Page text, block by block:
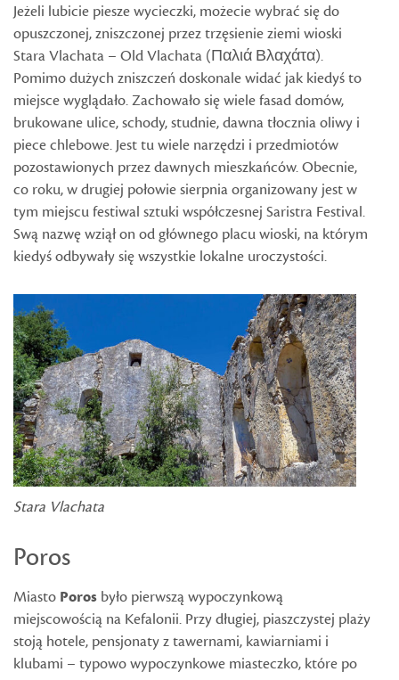
Jeżeli lubicie piesze wycieczki, możecie wybrać się do
opuszczonej, zniszczonej przez trzęsienie ziemi wioski
Stara Vlachata – Old Vlachata (Παλιά Βλαχάτα).
Pomimo dużych zniszczeń doskonale widać jak kiedyś to
miejsce wyglądało. Zachowało się wiele fasad domów,
brukowane ulice, schody, studnie, dawna tłocznia oliwy i
piece chlebowe. Jest tu wiele narzędzi i przedmiotów
pozostawionych przez dawnych mieszkańców. Obecnie,
co roku, w drugiej połowie sierpnia organizowany jest w
tym miejscu festiwal sztuki współczesnej Saristra Festival.
Swą nazwę wziął on od głównego placu wioski, na którym
kiedyś odbywały się wszystkie lokalne uroczystości.
Stara Vlachata
Poros
Miasto Poros było pierwszą wypoczynkową
miejscowością na Kefalonii. Przy długiej, piaszczystej plaży
stoją hotele, pensjonaty z tawernami, kawiarniami i
klubami – typowo wypoczynkowe miasteczko, które po